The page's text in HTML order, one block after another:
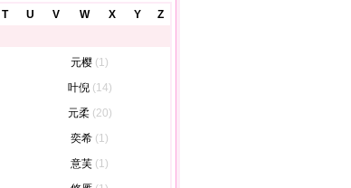
T U V W X Y
Z
元樱 (1)
叶倪 (14)
元柔 (20)
奕希 (1)
意芙 (1)